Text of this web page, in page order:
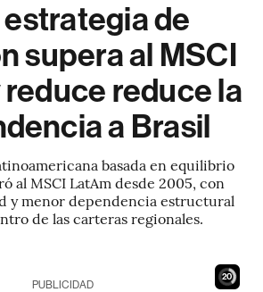
estrategia de
supera al MSCI
reduce la
a Brasil
basada en equilibrio
al MSCI LatAm desde 2005, con
y menor dependencia estructural
de las carteras regionales.
18
PUBLICIDAD